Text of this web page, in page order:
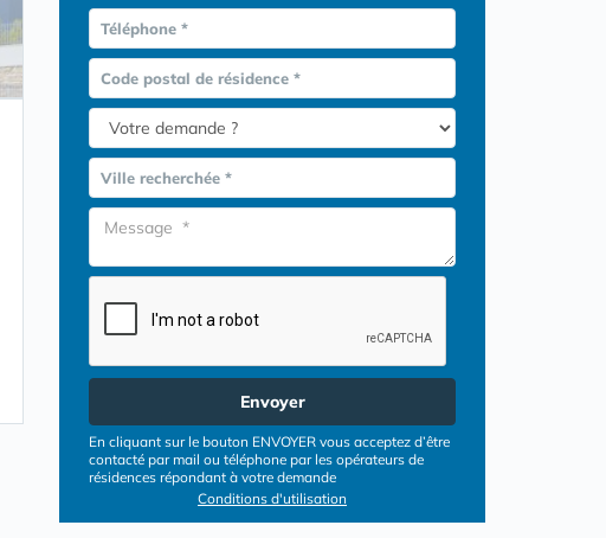
Téléphone *
Code postal de résidence *
Ville recherchée *
Envoyer
En cliquant sur le bouton ENVOYER vous acceptez d’être
contacté par mail ou téléphone par les opérateurs de
résidences répondant à votre demande
Conditions d'utilisation